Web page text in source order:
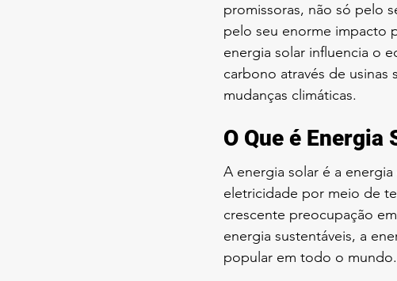
promissoras, não só pelo
pelo seu enorme impacto
energia solar influencia o
carbono através de usinas
mudanças climáticas.
O Que é Energia
A energia solar é a
eletricidade por meio de
crescente preocupação
energia sustentáveis, a
popular em todo o mundo.